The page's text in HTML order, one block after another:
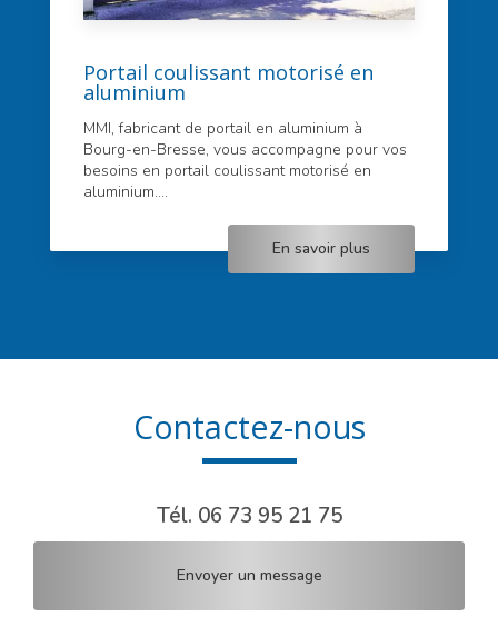
Portail coulissant motorisé en
aluminium
MMI, fabricant de portail en aluminium à
Bourg-en-Bresse, vous accompagne pour vos
besoins en portail coulissant motorisé en
aluminium....
En savoir plus
Contactez-nous
Tél. 06 73 95 21 75
Envoyer un message